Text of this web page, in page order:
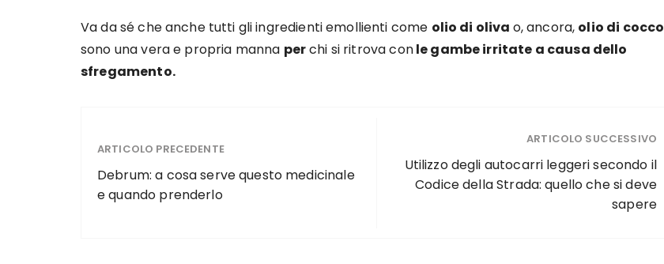
Va da sé che anche tutti gli ingredienti emollienti come olio di oliva o, ancora, olio di cocco
sono una vera e propria manna perchi si ritrova conle gambe irritate a causa dello
sfregamento.
ARTICOLO PRECEDENTE
Debrum: a cosa serve questo medicinale
e quando prenderlo
ARTICOLO SUCCESSIVO
Utilizzo degli autocarri leggeri secondo il
Codice della Strada: quello che si deve
sapere